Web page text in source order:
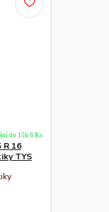
R 16
TYS
do 15h 6 Ks